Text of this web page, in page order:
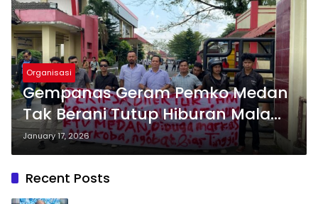
Organisasi
Gempanas Geram Pemko Medan
Tak Berani Tutup Hiburan Malam
Sarang Narkoba, Padahal 16
Orang Positif
January 17, 2026
Recent Posts